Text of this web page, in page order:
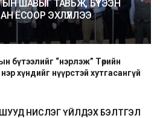
ШАВЫГ ТАВЬЖ, БҮТЭЭН
ЁСООР ЭХЛҮҮЛЛЭЭ
бүтээлийг “нэрлэж” Төрийн
хүндийг нүүрстэй хутгасангүй
НИСЛЭГ ҮЙЛДЭХ БЭЛТГЭЛ